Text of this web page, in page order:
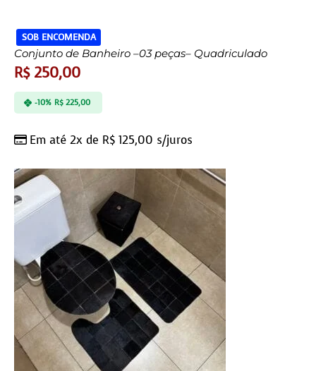
SOB ENCOMENDA
Conjunto de Banheiro –03 peças– Quadriculado
R$250,00
Em até 2x de R$ 125,00 s/juros
-10% R$225,00